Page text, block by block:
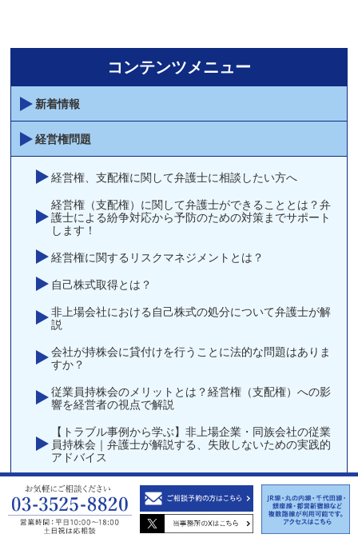
コンテンツメニュー
新着情報
経営権問題
経営権、支配権に関して弁護士に相談したい方へ
経営権（支配権）に関して弁護士ができることとは？弁
護士による紛争対応から予防のための対策までサポート
します！
経営権に関するリスクマネジメントとは？
自己株式取得とは？
非上場会社における自己株式の処分について弁護士が解
説
会社が持株会に貸付けを行うことに法的な問題はありま
すか？
従業員持株会のメリットとは？経営権（支配権）への影
響を経営者の視点で解説
【トラブル事例から学ぶ】非上場企業・同族会社の従業
員持株会｜弁護士が解説する、失敗しないための実践的
アドバイス
【弁護士が解説】非上場会社の従業員持株会における
「経営権・支配権争い」防止策5選
株主（経営者）の相続をきっかけとする経営権争いと
は？